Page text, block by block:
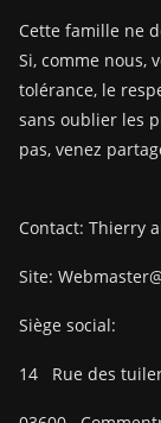
Cette famille ne
Si, comme nous,
tolérance, le
sans oublier les
pas, venez
Contact:
Site:
Siège social:
14 Rue des